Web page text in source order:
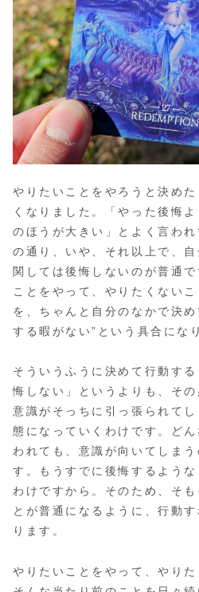
やりたいことをやろうと決め
くなりました。「やった後悔
のほうが大きい」とよく言わ
の通り、いや、それ以上で、
関しては後悔しないのが普通
ことをやって、やりたくない
を、ちゃんと自分のなかで決
する暇がない”という具合にな
そういうふうに決めて行動す
悔しない」というよりも、そ
意識がそっちに引っ張られて
態になっていくわけです。ど
われても、意識が向いてしま
す。もうすでに後悔するよう
わけですから。そのため、そ
とが普通になるように、行動
ります。
やりたいことをやって、やり